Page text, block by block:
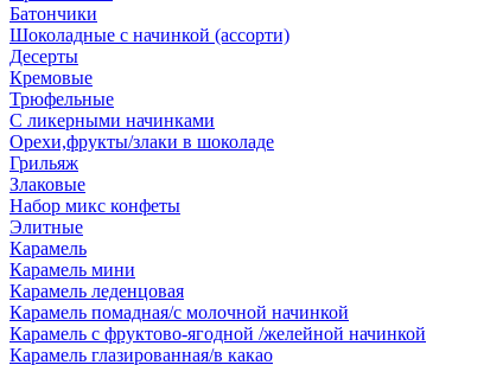
Батончики
Шоколадные с начинкой (ассорти)
Десерты
Кремовые
Трюфельные
С ликерными начинками
Орехи,фрукты/злаки в шоколаде
Грильяж
Злаковые
Набор микс конфеты
Элитные
Карамель
Карамель мини
Карамель леденцовая
Карамель помадная/с молочной начинкой
Карамель с фруктово-ягодной /желейной начинкой
Карамель глазированная/в какао